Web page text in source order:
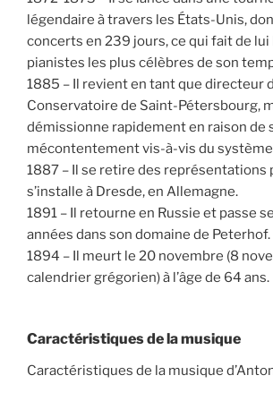
légendaire à travers les États-Unis,
concerts en 239 jours, ce qui fait de lui
pianistes les plus célèbres de son
1885 – Il revient en tant que directeur
Conservatoire de Saint-Pétersbourg,
démissionne rapidement en raison de
mécontentement vis-à-vis du
1887 – Il se retire des représentations
s’installe à Dresde, en Allemagne.
1891 – Il retourne en Russie et passe
années dans son domaine de Peterhof.
1894 – Il meurt le 20 novembre (8
calendrier grégorien) à l’âge de 64 ans.
Caractéristiques de la musique
Caractéristiques de la musique